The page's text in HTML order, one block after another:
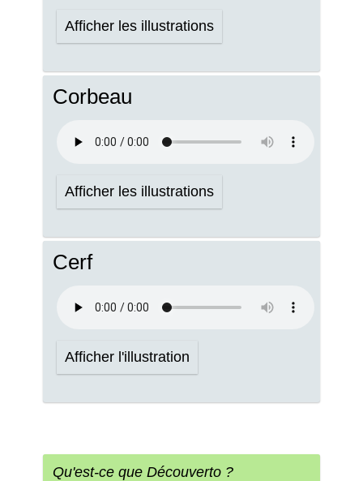
Afficher les illustrations
Corbeau
Afficher les illustrations
Cerf
Afficher l'illustration
Qu'est-ce que Découverto ?